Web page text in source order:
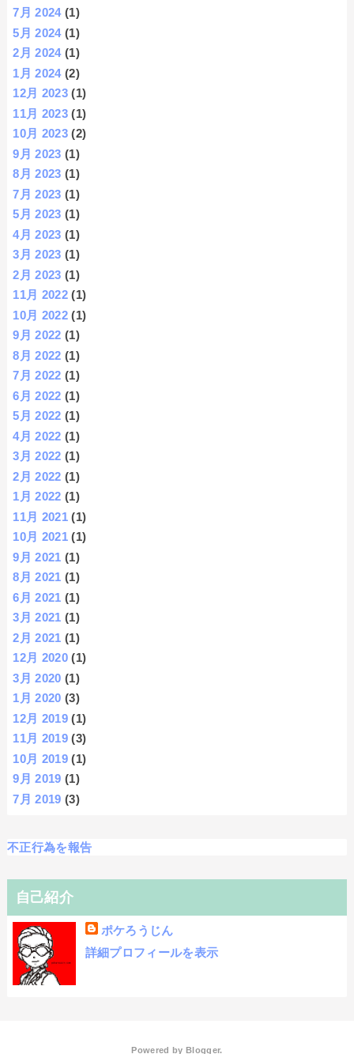
7月 2024(1)
5月 2024(1)
2月 2024(1)
1月 2024(2)
12月 2023 (1)
11月 2023 (1)
10月 2023 (2)
9月 2023 (1)
8月 2023 (1)
7月 2023 (1)
5月 2023 (1)
4月 2023 (1)
3月 2023 (1)
2月 2023 (1)
11月 2022 (1)
10月 2022 (1)
9月 2022 (1)
8月 2022 (1)
7月 2022 (1)
6月 2022 (1)
5月 2022 (1)
4月 2022 (1)
3月 2022 (1)
2月 2022 (1)
1月 2022 (1)
11月 2021 (1)
10月 2021 (1)
9月 2021 (1)
8月 2021 (1)
6月 2021 (1)
3月 2021 (1)
2月 2021 (1)
12月 2020 (1)
3月 2020 (1)
1月 2020 (3)
12月 2019 (1)
11月 2019 (3)
10月 2019 (1)
9月 2019 (1)
7月 2019 (3)
不正行為を報告
自己紹介
ポケろうじん
詳細プロフィールを表示
Powered by Blogger.